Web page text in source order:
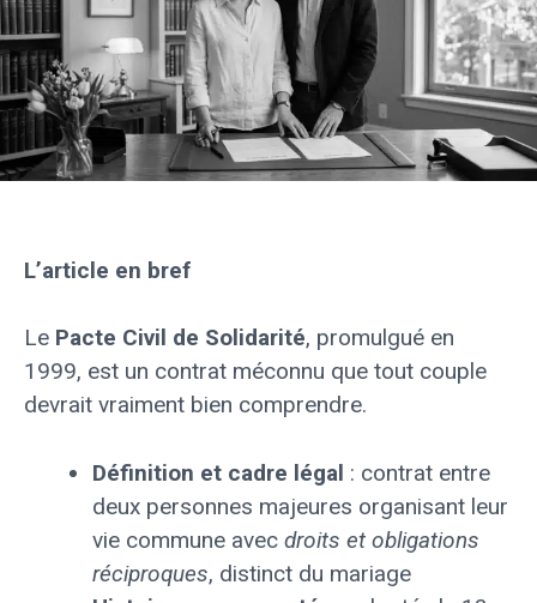
L’article en bref
Le Pacte Civil de Solidarité, promulgué en
1999, est un contrat méconnu que tout couple
devrait vraiment bien comprendre.
Définition et cadre légal : contrat entre
deux personnes majeures organisant leur
vie commune avec droits et obligations
réciproques, distinct du mariage